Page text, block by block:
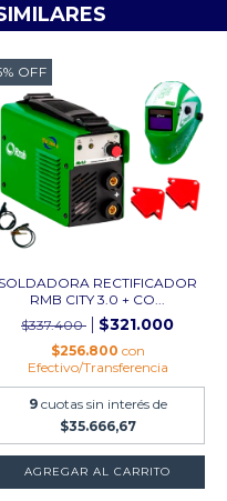
% OFF
SOLDADORA RECTIFICADOR
RMB CITY 3.0 + CO...
$337.400
$321.000
$256.800 con
Efectivo/Transferencia
9 cuotas sin interés de
$35.666,67